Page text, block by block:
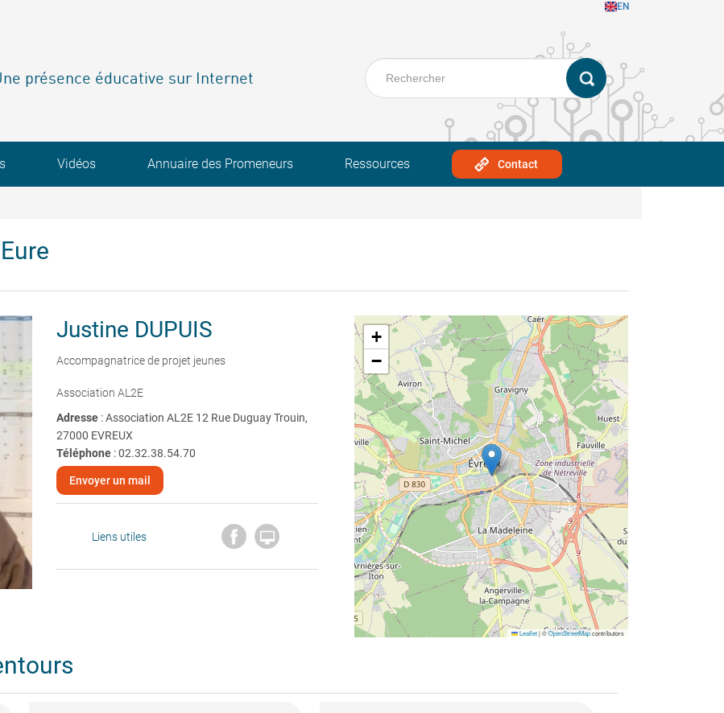
EN
présence éducative sur Internet
Vidéos Annuaire des Promeneurs Ressources Contact
Justine DUPUIS
Accompagnatrice de projet jeunes
Association AL2E
Adresse : Association AL2E 12 Rue Duguay Trouin,
27000 EVREUX
Téléphone:02.32.38.54.70
Envoyer un mail
Liens utiles 
+
−
Leaflet |©OpenStreetMapcontributors